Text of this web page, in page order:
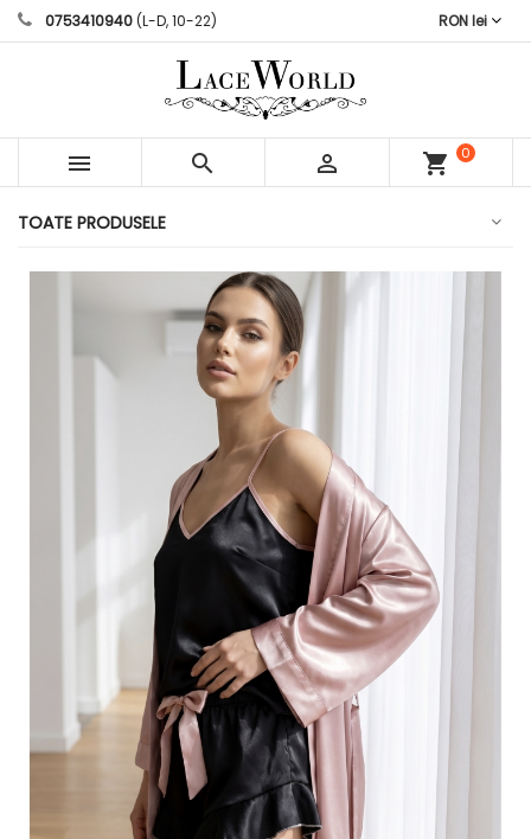
0753410940(L-D, 10-22) RON lei
   shopping_cart
0
TOATE PRODUSELE